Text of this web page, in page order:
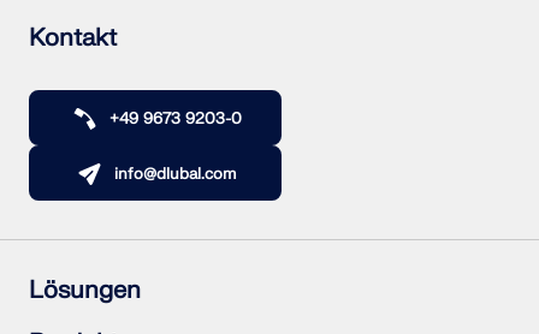
Kontakt
+49 9673 9203-0
info@dlubal.com
Lösungen